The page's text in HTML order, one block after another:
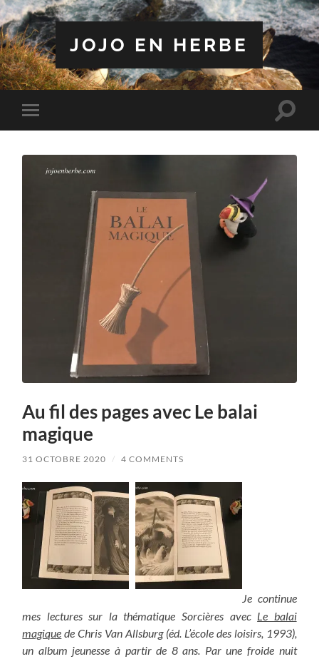
JOJO EN HERBE
Toggle
mobile
Toggle
Au fil des pages avec Le balai
magique
31 OCTOBRE 2020 / 4 COMMENTS
Je continue
mes lectures sur la thématique Sorcières avec Le balai
magique de Chris Van Allsburg (éd. L’école des loisirs, 1993),
un album jeunesse à partir de 8 ans. Par une froide nuit